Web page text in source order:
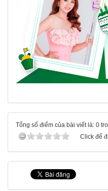
Tổng số điểm của bài viết là: 0
Click để